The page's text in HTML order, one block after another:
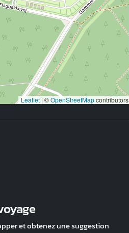
Leaflet | ©OpenStreetMapcontributors
et obtenez une suggestion